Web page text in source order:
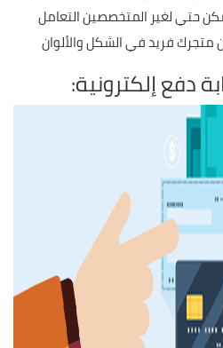
حتي لغير المتخصصين التعامل
فريد في الشكل والألوان